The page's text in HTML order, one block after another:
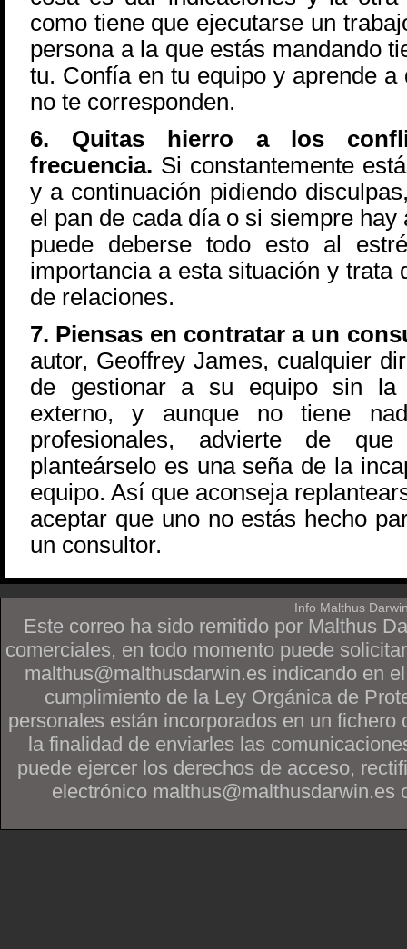
como tiene que ejecutarse un
persona a la que estás mandando
tu. Confía en tu equipo y aprende
no te corresponden.
6. Quitas hierro a los
frecuencia. Si constantemente
y a continuación pidiendo
el pan de cada día o si siempre
puede deberse todo esto al
importancia a esta situación y trata
de relaciones.
7. Piensas en contratar a un
autor, Geoffrey James, cualquier
de gestionar a su equipo sin la
externo, y aunque no tiene
profesionales, advierte de
planteárselo es una seña de la
equipo. Así que aconseja
aceptar que uno no estás hecho
un consultor.
Info Malthus
Este correo ha sido remitido por Malthus
comerciales, en todo momento puede
malthus@malthusdarwin.es indicando en
cumplimiento de la Ley Orgánica de
personales están incorporados en un
la finalidad de enviarles las
puede ejercer los derechos de acceso,
electrónico malthus@malthusdarwin.es